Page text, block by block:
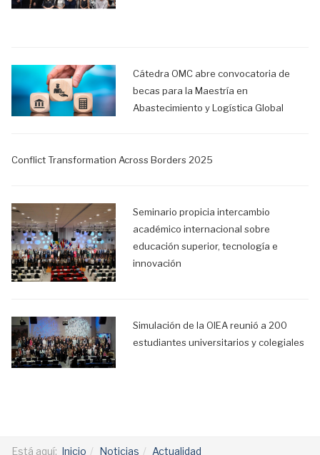
Cátedra OMC abre convocatoria de
becas para la Maestría en
Abastecimiento y Logística Global
Conflict Transformation Across Borders 2025
Seminario propicia intercambio
académico internacional sobre
educación superior, tecnología e
innovación
Simulación de la OIEA reunió a 200
estudiantes universitarios y colegiales
Está aquí: Inicio Noticias Actualidad